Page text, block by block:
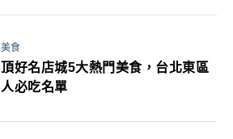
美食
頂好名店城5大熱門美食，台北東區
人必吃名單